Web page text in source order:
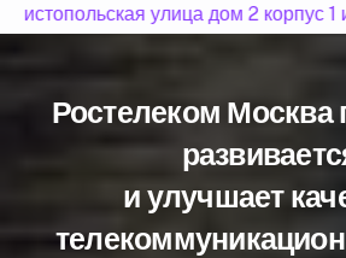
Чистопольская улица дом 2 корпус 1
Ростелеком Москва
и улучшает